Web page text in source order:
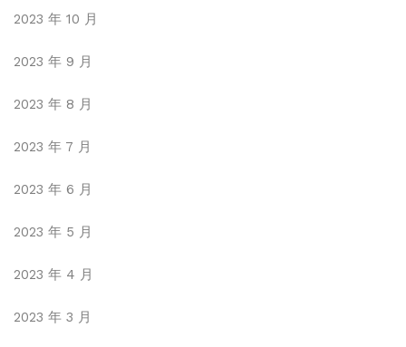
2023 年 10 月
2023 年 9 月
2023 年 8 月
2023 年 7 月
2023 年 6 月
2023 年 5 月
2023 年 4 月
2023 年 3 月